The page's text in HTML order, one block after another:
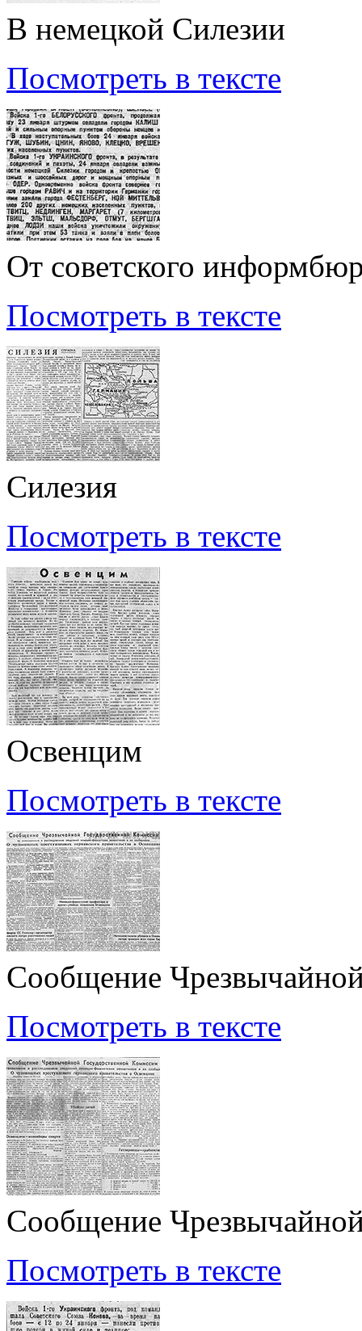
В немецкой Силезии
Посмотреть в тексте
От советского
Посмотреть в тексте
Силезия
Посмотреть в тексте
Освенцим
Посмотреть в тексте
Сообщение
Посмотреть в тексте
Сообщение
Посмотреть в тексте